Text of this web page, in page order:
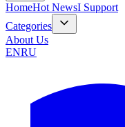
HomeHot NewsI Support
Categories
About Us
ENRU